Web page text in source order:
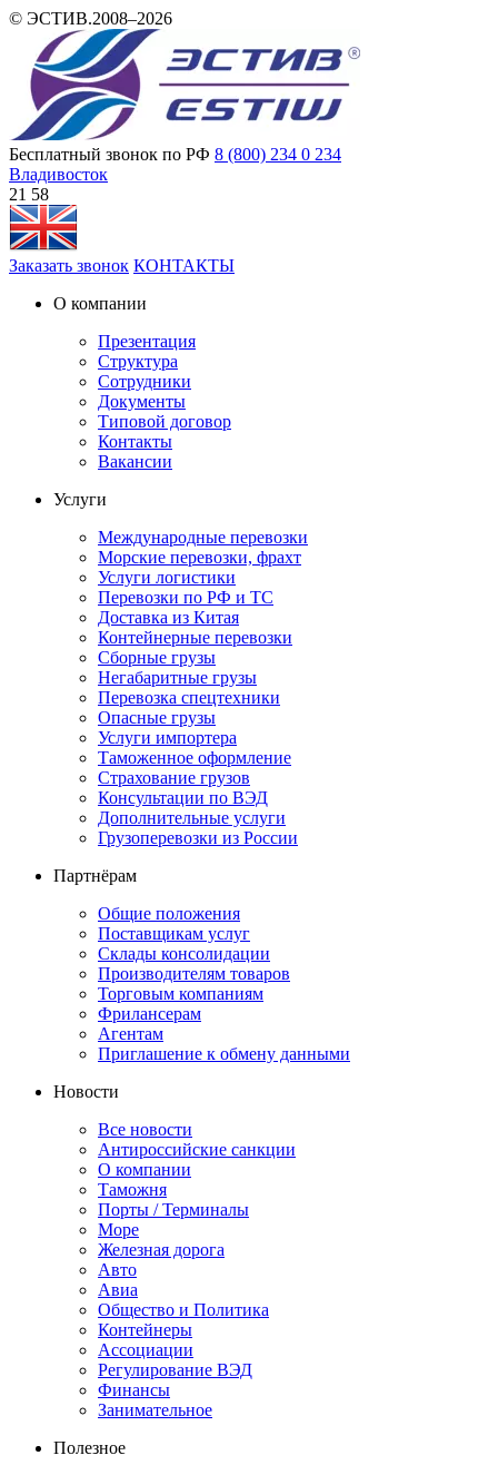
© ЭСТИВ.2008–2026
Бесплатный звонок по РФ 8 (800) 234 0 234
Владивосток
21:58
Заказать звонок КОНТАКТЫ
О компании
Презентация
Структура
Сотрудники
Документы
Типовой договор
Контакты
Вакансии
Услуги
Международные перевозки
Морские перевозки, фрахт
Услуги логистики
Перевозки по РФ и ТС
Доставка из Китая
Контейнерные перевозки
Сборные грузы
Негабаритные грузы
Перевозка спецтехники
Опасные грузы
Услуги импортера
Таможенное оформление
Страхование грузов
Консультации по ВЭД
Дополнительные услуги
Грузоперевозки из России
Партнёрам
Общие положения
Поставщикам услуг
Склады консолидации
Производителям товаров
Торговым компаниям
Фрилансерам
Агентам
Приглашение к обмену данными
Новости
Все новости
Антироссийские санкции
О компании
Таможня
Порты / Терминалы
Море
Железная дорога
Авто
Авиа
Общество и Политика
Контейнеры
Ассоциации
Регулирование ВЭД
Финансы
Занимательное
Полезное